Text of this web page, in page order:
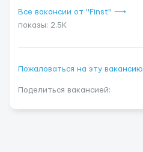
Все вакансии от "Finst" ⟶
показы: 2.5K
Пожаловаться на эту вакансию
Поделиться вакансией: